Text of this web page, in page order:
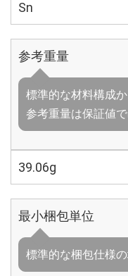
Sn
参考重量
標準的な材料構成
参考重量は保証値
39.06g
最小梱包単位
標準的な梱包仕様